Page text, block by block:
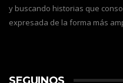
y buscando historias que
expresada de la forma más